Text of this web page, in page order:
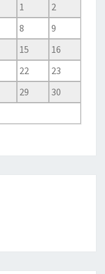
1
2
8
9
15
16
22
23
29
30